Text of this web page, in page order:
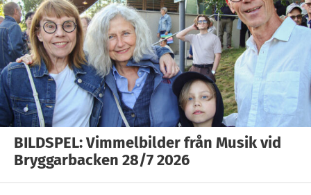
BILDSPEL: Vimmelbilder från Musik vid
Bryggarbacken 28/7 2026